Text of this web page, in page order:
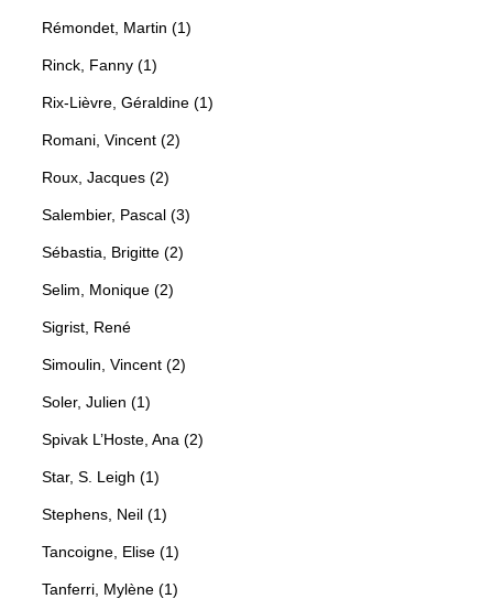
Rémondet, Martin (1)
Rinck, Fanny (1)
Rix-Lièvre, Géraldine (1)
Romani, Vincent (2)
Roux, Jacques (2)
Salembier, Pascal (3)
Sébastia, Brigitte (2)
Selim, Monique (2)
Sigrist, René
Simoulin, Vincent (2)
Soler, Julien (1)
Spivak L’Hoste, Ana (2)
Star, S. Leigh (1)
Stephens, Neil (1)
Tancoigne, Elise (1)
Tanferri, Mylène (1)